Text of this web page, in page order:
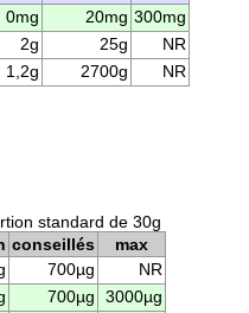
0mg 20mg 300mg
2g 25g
NR
1,2g 2700g NR
standard de 30g
conseillés
max
700µg
NR
700µg
3000µg